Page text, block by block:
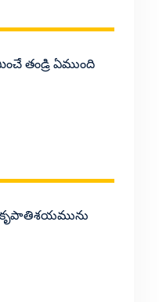
తండ్రి ఏముంది